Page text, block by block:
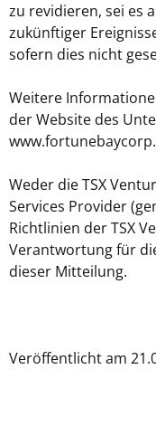
zu revidieren, sei es
zukünftiger
sofern dies nicht
Weitere
der Website des
Weder die TSX
Services Provider
Richtlinien der TSX
Verantwortung für
dieser Mitteilung.
Veröffentlicht am